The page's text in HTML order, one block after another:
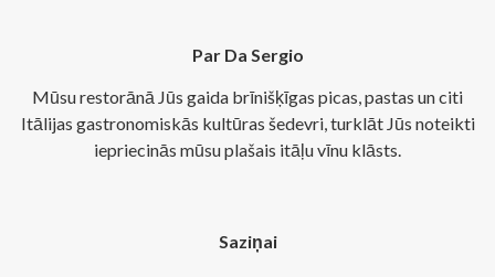
Par Da Sergio
Mūsu restorānā Jūs gaida brīnišķīgas picas, pastas un citi
Itālijas gastronomiskās kultūras šedevri, turklāt Jūs noteikti
iepriecinās mūsu plašais itāļu vīnu klāsts.
Saziņai